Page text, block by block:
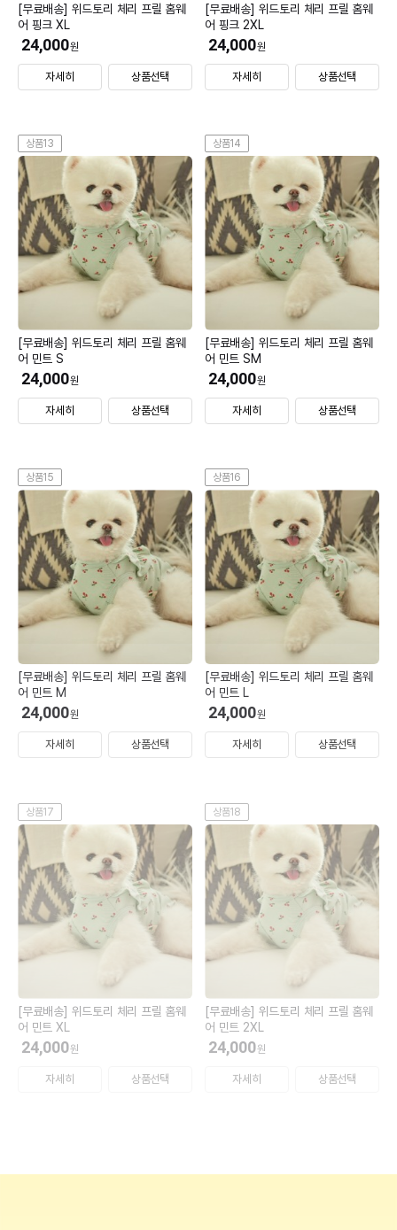
[무료배송] 위드토리 체리 프릴 홈웨
어 핑크 XL
24,000원
자세히 상품선택
[무료배송] 위드토리 체리 프릴 홈웨
어 핑크 2XL
24,000원
자세히 상품선택
상품13
[무료배송] 위드토리 체리 프릴 홈웨
어 민트 S
24,000원
자세히 상품선택
상품14
[무료배송] 위드토리 체리 프릴 홈웨
어 민트 SM
24,000원
자세히 상품선택
상품15
[무료배송] 위드토리 체리 프릴 홈웨
어 민트 M
24,000원
자세히 상품선택
상품16
[무료배송] 위드토리 체리 프릴 홈웨
어 민트 L
24,000원
자세히 상품선택
상품17
[무료배송] 위드토리 체리 프릴 홈웨
어 민트 XL
24,000원
자세히 상품선택
상품18
[무료배송] 위드토리 체리 프릴 홈웨
어 민트 2XL
24,000원
자세히 상품선택